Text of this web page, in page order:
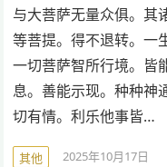
与大菩萨无量众俱。其
等菩提。得不退转。一
一切菩萨智所行境。皆
息。善能示现。种种神
切有情。利乐他事皆…
其他 2025年10月17日